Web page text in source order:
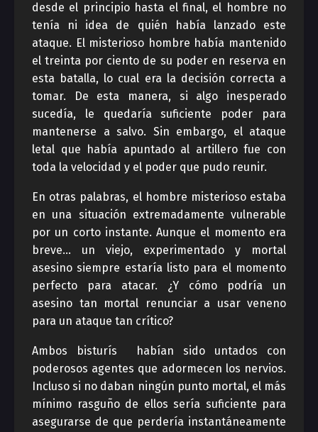
desde el principio hasta el final, el hombre no
tenía ni idea de quién había lanzado este
ataque. El misterioso hombre había mantenido
el treinta por ciento de su poder en reserva en
esta batalla, lo cual era la decisión correcta a
tomar. De esta manera, si algo inesperado
sucedía, le quedaría suficiente poder para
mantenerse a salvo. Sin embargo, el ataque
letal que había apuntado al artillero fue con
toda la velocidad y el poder que pudo reunir.
En otras palabras, el hombre misterioso estaba
en una situación extremadamente vulnerable
por un corto instante. Aunque el momento era
breve… un viejo, experimentado y mortal
asesino siempre estaría listo para el momento
perfecto para atacar. ¿Y cómo podría un
asesino tan mortal renunciar a usar veneno
para un ataque tan crítico?
Ambos bisturís habían sido untados con
poderosos agentes que adormecen los nervios.
Incluso si no daban ningún punto mortal, el más
mínimo rasguño de ellos sería suficiente para
asegurarse de que perdería instantáneamente